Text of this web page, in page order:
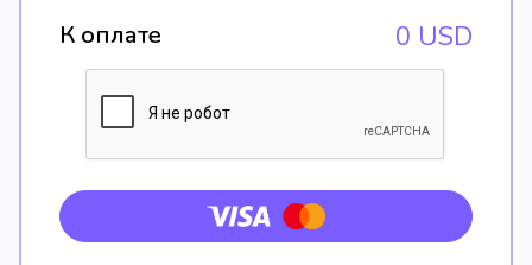
К оплате 0 USD